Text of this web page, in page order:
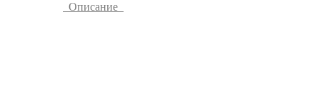
Описание